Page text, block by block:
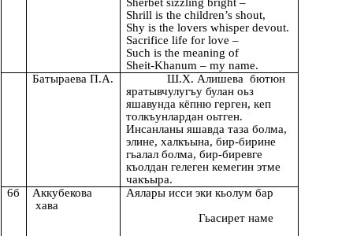
Shrill is the children’s shout,
Shy is the lovers whisper devout.
Sacrifice life for love –
Such is the meaning of
Sheit-Khanum – my name.
Батыраева П.А.
Ш.Х. Алишева бютюн
яратывчулугъу булан оьз
яшавунда кёпню герген, кеп
толкъунлардан оьтген.
Инсанланы яшавда таза болма,
элине, халкъына, бир-бирине
гьалал болма, бир-биревге
къолдан гелеген кемегин этме
чакъыра.
6б
Аккубекова
хава
Аялары исси эки кьолум бар
Гьасирет наме